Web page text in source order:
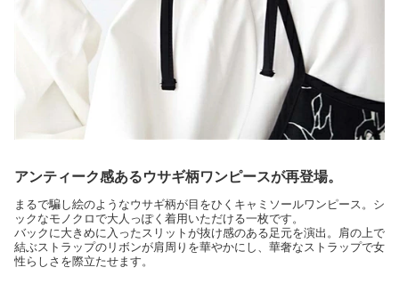
アンティーク感あるウサギ柄ワンピースが再登場。
まるで騙し絵のようなウサギ柄が目をひくキャミソールワンピース。シ
ックなモノクロで大人っぽく着用いただける一枚です。
バックに大きめに入ったスリットが抜け感のある足元を演出。肩の上で
結ぶストラップのリボンが肩周りを華やかにし、華奢なストラップで女
性らしさを際立たせます。